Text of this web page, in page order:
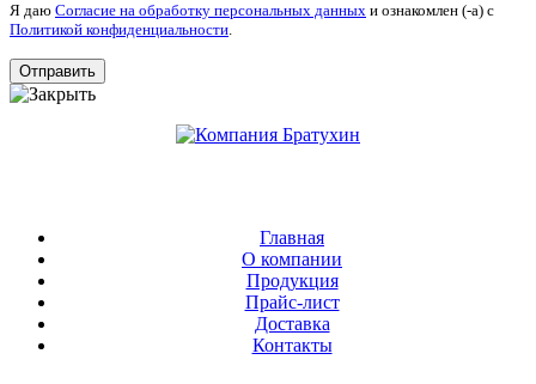
Я даю Согласие на обработку персональных данных и ознакомлен (-а) c
Политикой конфиденциальности.
Главная
О компании
Продукция
Прайс-лист
Доставка
Контакты